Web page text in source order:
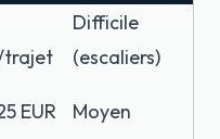
trajet
Difficile
(escaliers)
EUR Moyen